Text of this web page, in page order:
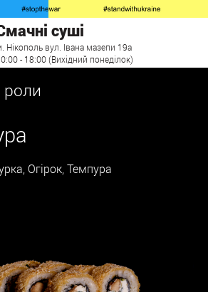
суші
Нікополь вул. Івана мазепи 19а
- 18:00 (Вихідний понеділок)
роли
Огірок, Темпура